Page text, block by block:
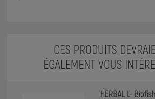
CES PRODUITS
ÉGALEMENT VOUS
HERBAL L-